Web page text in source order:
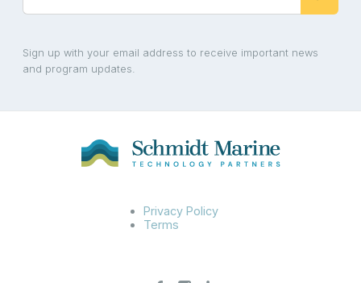
Sign up with your email address to receive important news
and program updates.
Privacy Policy
Terms